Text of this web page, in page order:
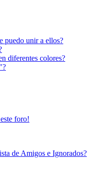
puedo unir a ellos?
diferentes colores?
foro!
de Amigos e Ignorados?